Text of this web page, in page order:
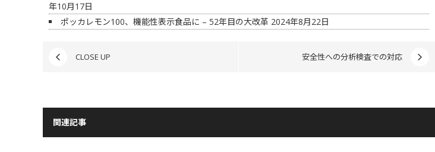
年10月17日
ポッカレモン100、機能性表示食品に – 52年目の大改革 2024年8月22日
CLOSE UP 安全性への分析検査での対応
関連記事